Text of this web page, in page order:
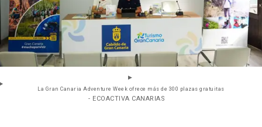
La Gran Canaria Adventure Week ofrece más de 300 plazas gratuitas
- ECOACTIVA CANARIAS